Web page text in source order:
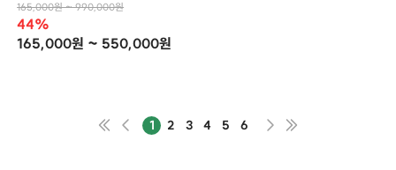
165,000원 ~ 990,000원
44%
165,000원 ~ 550,000원
1 2 3 4 5 6